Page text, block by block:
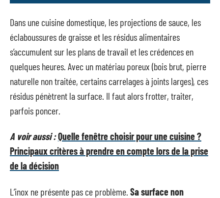
Dans une cuisine domestique, les projections de sauce, les
éclaboussures de graisse et les résidus alimentaires
s’accumulent sur les plans de travail et les crédences en
quelques heures. Avec un matériau poreux (bois brut, pierre
naturelle non traitée, certains carrelages à joints larges), ces
résidus pénètrent la surface. Il faut alors frotter, traiter,
parfois poncer.
A voir aussi :Quelle fenêtre choisir pour une cuisine ?
Principaux critères à prendre en compte lors de la prise
de la décision
L’inox ne présente pas ce problème. Sa surface non